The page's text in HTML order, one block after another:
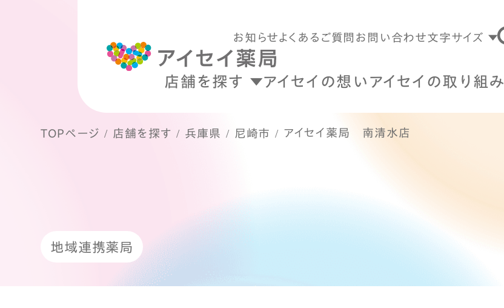
お知らせよくあるご質問 お問い合わせ文字サイズ
店舗を探す アイセイの想い アイセイの取り組み
TOPページ 店舗を探す 兵庫県 尼崎市 アイセイ薬局 南清水店
地域連携薬局